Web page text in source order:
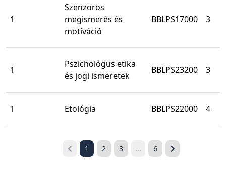
1
Szenzoros
megismerés és
motiváció
BBLPS17000 3
1
Pszichológus etika
és jogi ismeretek
BBLPS23200 3
1 Etológia BBLPS22000 4
1 2 3 ... 6